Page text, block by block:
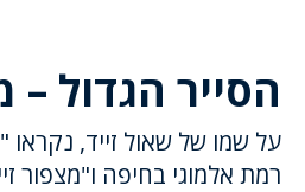
הסייר הגדול –
על שמו של שאול זייד, נקראו
רמת אלמוגי בחיפה ו"מצפור